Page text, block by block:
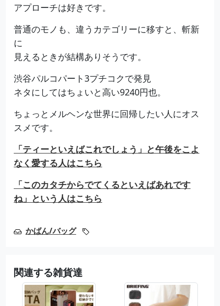
アプローチは好きです。
普通のモノも、違うカテゴリーに移すと、斬新
に
見えるときが結構ありそうです。
渋谷パルコパート3プチコクで発見
ネタにしてはちょいと高い9240円也。
ちょっとメルヘンな世界に回帰したい人にオス
スメです。
「ティーといえばこれでしょう」と午後をこよ
なく愛する人はこちら
「このカタチからでてくるといえばあれです
ね」という人はこちら
かばん/バッグ
関連する雑貨達